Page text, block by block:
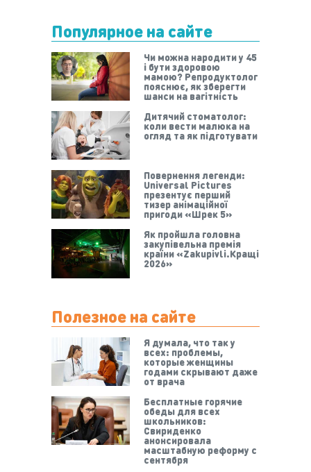
Популярное на сайте
Чи можна народити у 45
і бути здоровою
мамою? Репродуктолог
пояснює, як зберегти
шанси на вагітність
Дитячий стоматолог:
коли вести малюка на
огляд та як підготувати
Повернення легенди:
Universal Pictures
презентує перший
тизер анімаційної
пригоди «Шрек 5»
Як пройшла головна
закупівельна премія
країни «Zakupivli.Кращі
2026»
Полезное на сайте
Я думала, что так у
всех: проблемы,
которые женщины
годами скрывают даже
от врача
Бесплатные горячие
обеды для всех
школьников:
Свириденко
анонсировала
масштабную реформу с
сентября